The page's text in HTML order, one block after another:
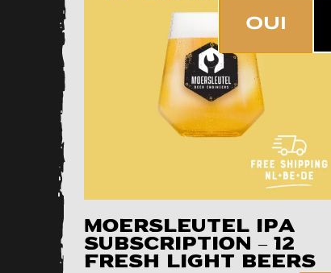
OUI
Moersleutel IPA
Subscription – 12
Fresh Light Beers